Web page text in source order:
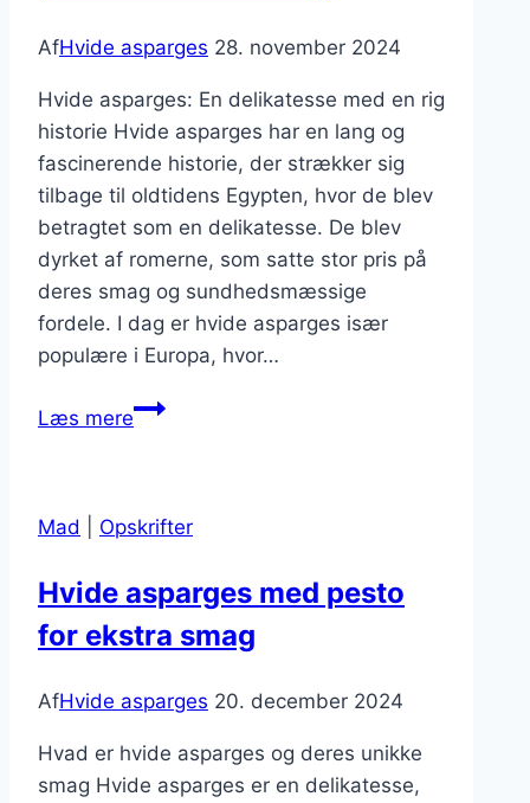
AfHvide asparges 28. november 2024
Hvide asparges: En delikatesse med en rig
historie Hvide asparges har en lang og
fascinerende historie, der strækker sig
tilbage til oldtidens Egypten, hvor de blev
betragtet som en delikatesse. De blev
dyrket af romerne, som satte stor pris på
deres smag og sundhedsmæssige
fordele. I dag er hvide asparges især
populære i Europa, hvor…
Læs mereHvide
den
tilberedning
Mad Opskrifter
Hvide asparges med pesto
for ekstra smag
AfHvide asparges 20. december 2024
Hvad er hvide asparges og deres unikke
smag Hvide asparges er en delikatesse,